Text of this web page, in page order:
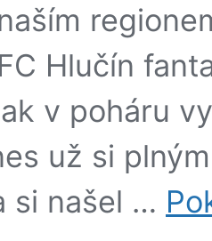
FC Hlučín
v poháru
už si
si našel …